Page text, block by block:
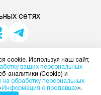
сетях
лиц
лиц
cookie. Используя наш сайт,
ваших персональных
аналитики (Cookie) и
на обработку персональных
Информация о продавцах».